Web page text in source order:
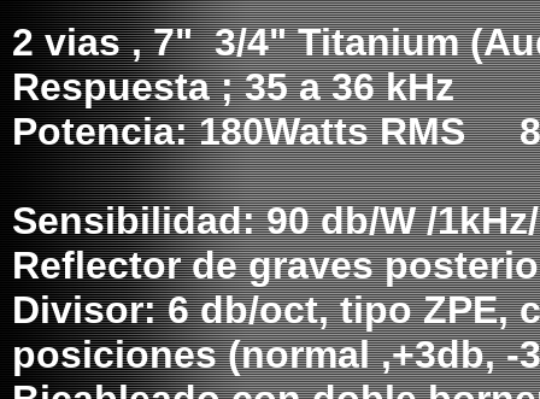
2 vias , 7" 3/4" Titanium
Respuesta ; 35 a 36 kHz
Potencia: 180Watts RMS
Sensibilidad: 90 db/W /
Reflector de graves
Divisor: 6 db/oct, tipo ZPE,
posiciones (normal ,+3db, -